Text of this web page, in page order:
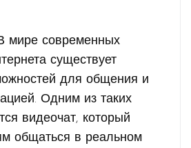
мире современных
существует
для общения и
Одним из таких
видеочат, который
общаться в реальном